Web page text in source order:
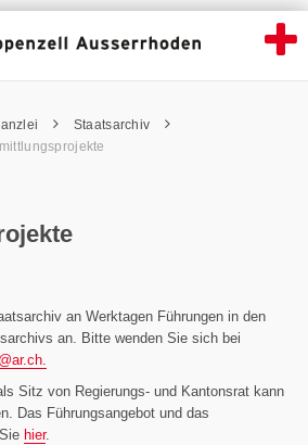
- Appenzell
öffnen
Staatsarchiv
an Werktagen Führungen in den
an. Bitte wenden Sie sich bei
ar.ch.
Sitz von Regierungs- und Kantonsrat kann
Das Führungsangebot und das
hier.